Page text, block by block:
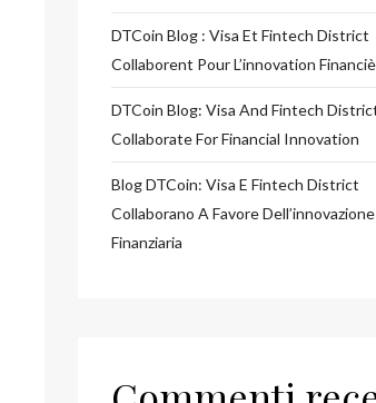
DTCoin Blog : Visa Et Fintech District
Collaborent Pour L’innovation
DTCoin Blog: Visa And Fintech
Collaborate For Financial Innovation
Blog DTCoin: Visa E Fintech District
Collaborano A Favore Dell’innovazione
Finanziaria